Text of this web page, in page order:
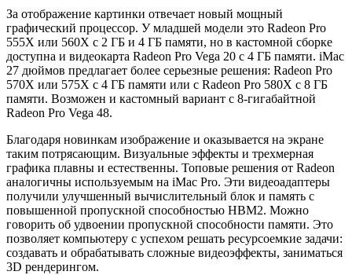
За отображение картинки отвечает новый мощный
графический процессор. У младшей модели это Radeon Pro
555X или 560X с 2 ГБ и 4 ГБ памяти, но в кастомной сборке
доступна и видеокарта Radeon Pro Vega 20 с 4 ГБ памяти. iMac
27 дюймов предлагает более серьезные решения: Radeon Pro
570X или 575X с 4 ГБ памяти или с Radeon Pro 580X с 8 ГБ
памяти. Возможен и кастомный вариант с 8-гигабайтной
Radeon Pro Vega 48.
Благодаря новинкам изображение и оказывается на экране
таким потрясающим. Визуальные эффекты и трехмерная
графика плавны и естественны. Топовые решения от Radeon
аналогичны используемым на iMac Pro. Эти видеоадаптеры
получили улучшенный вычислительный блок и память с
повышенной пропускной способностью HBM2. Можно
говорить об удвоении пропускной способности памяти. Это
позволяет компьютеру с успехом решать ресурсоемкие задачи:
создавать и обрабатывать сложные видеоэффекты, заниматься
3D рендерингом.